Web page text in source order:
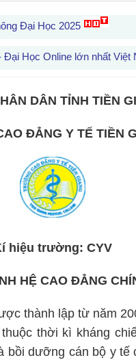
Đại Học 2025
Học Online lớn nhất Việt
DÂN TỈNH TIỀN
ĐẲNG Y TẾ TIỀN
hiệu trường: CYV
HỆ CAO ĐẲNG
thành lập từ năm
thời kì kháng
dưỡng cán bộ y tế